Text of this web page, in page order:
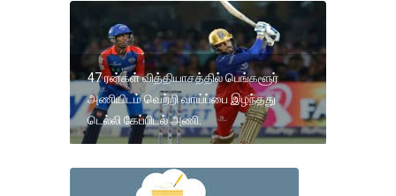
47 ரன்கள் வித்தியாசத்தில் பெங்களூர்
அணியிடம் வெற்றி வாய்ப்பை இழந்தது
டெல்லி கேப்பிடல் அணி.